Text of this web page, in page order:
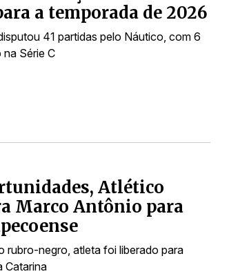
a temporada de 2026
41 partidas pelo Náutico, com 6
Série C
Atlético
Marco Antônio para
rubro-negro, atleta foi liberado para
Catarina